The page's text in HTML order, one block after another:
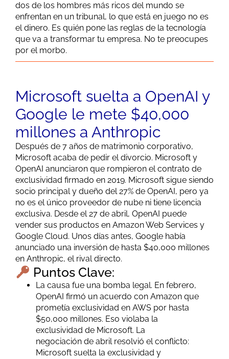
dos de los hombres más ricos del mundo se
enfrentan en un tribunal, lo que está en juego no es
el dinero. Es quién pone las reglas de la tecnología
que va a transformar tu empresa. No te preocupes
por el morbo.
Microsoft suelta a OpenAI y
Google le mete $40,000
millones a Anthropic
Después de 7 años de matrimonio corporativo,
Microsoft acaba de pedir el divorcio. Microsoft y
OpenAI anunciaron que rompieron el contrato de
exclusividad firmado en 2019. Microsoft sigue siendo
socio principal y dueño del 27% de OpenAI, pero ya
no es el único proveedor de nube ni tiene licencia
exclusiva. Desde el 27 de abril, OpenAI puede
vender sus productos en Amazon Web Services y
Google Cloud. Unos días antes, Google había
anunciado una inversión de hasta $40,000 millones
en Anthropic, el rival directo.
Puntos Clave:
La causa fue una bomba legal. En febrero,
OpenAI firmó un acuerdo con Amazon que
prometía exclusividad en AWS por hasta
$50,000 millones. Eso violaba la
exclusividad de Microsoft. La
negociación de abril resolvió el conflicto:
Microsoft suelta la exclusividad y